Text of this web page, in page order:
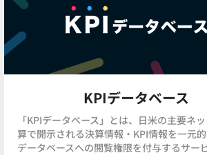
KPIデータベース
「KPIデータベース」とは、日米の主要ネ
算で開示される決算情報・KPI情報を一元
データベースへの閲覧権限を付与するサー